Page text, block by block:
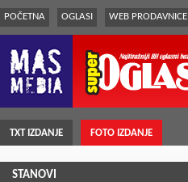
POČETNA OGLASI WEB PRODAVNICE
TXT IZDANJE FOTO IZDANJE
STANOVI